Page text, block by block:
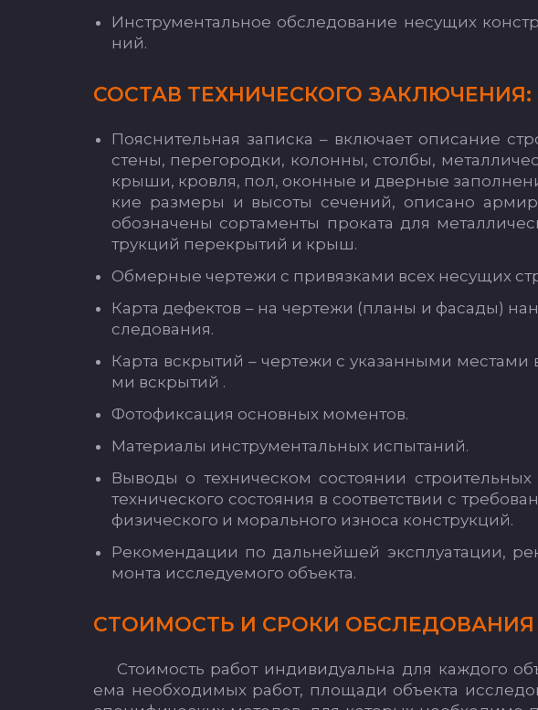
Инс­тру­мен­таль­ное об­сле­до­ва­ние не­су­щих
ний.
СОС­ТАВ ТЕХ­НИ­ЧЕС­КО­ГО ЗАК­ЛЮ­ЧЕ­НИЯ:
По­яс­ни­тель­ная за­пис­ка – вклю­ча­ет опи­са­ние
сте­ны, пе­ре­го­род­ки, ко­лон­ны, стол­бы,
кры­ши, кров­ля, пол, окон­ные и двер­ные
кие раз­ме­ры и вы­со­ты се­че­ний, опи­са­но
обоз­на­че­ны сор­та­мен­ты про­ка­та для
трук­ций пе­рек­ры­тий и крыш.
Об­мер­ные чер­те­жи с при­вяз­ка­ми всех не­су­щих
Кар­та де­фек­тов – на чер­те­жи (пла­ны и фа­са­ды)
сле­до­ва­ния.
Кар­та вскры­тий – чер­те­жи с ука­зан­ны­ми
ми вскры­тий .
Фо­то­фик­са­ция ос­нов­ных мо­мен­тов.
Ма­те­ри­алы инс­тру­мен­таль­ных ис­пы­та­ний.
Вы­во­ды о тех­ни­чес­ком сос­то­янии
тех­ни­чес­ко­го сос­то­яния в со­от­ветс­твии с
фи­зи­чес­ко­го и мо­раль­но­го из­но­са конс­трук­ций.
Ре­ко­мен­да­ции по даль­ней­шей экс­плу­ата­ции,
мон­та ис­сле­ду­емо­го объ­ек­та.
СТО­ИМОСТЬ И СРО­КИ ОБ­СЛЕ­ДО­ВА­НИЯ
Сто­имость ра­бот ин­ди­ви­ду­аль­на для каж­до­го
ема не­об­хо­ди­мых ра­бот, пло­ща­ди объ­ек­та